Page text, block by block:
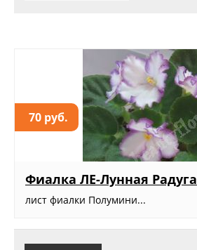
70 руб.
Фиалка ЛЕ-Лунная Радуга
лист фиалки Полумини...